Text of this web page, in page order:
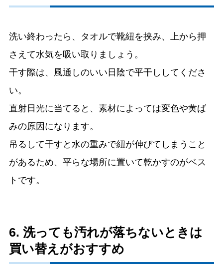
洗い終わったら、タオルで靴紐を挟み、上から押
さえて水気を吸い取りましょう。
干す際は、風通しのいい日陰で平干ししてくださ
い。
直射日光に当てると、素材によっては変色や黄ば
みの原因になります。
吊るして干すと水の重みで紐が伸びてしまうこと
があるため、平らな場所に置いて乾かすのがベス
トです。
6. 洗っても汚れが落ちないときは
買い替えがおすすめ